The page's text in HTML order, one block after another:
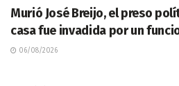
Murió José Breijo, el preso
casa fue invadida por un
06/08/2026